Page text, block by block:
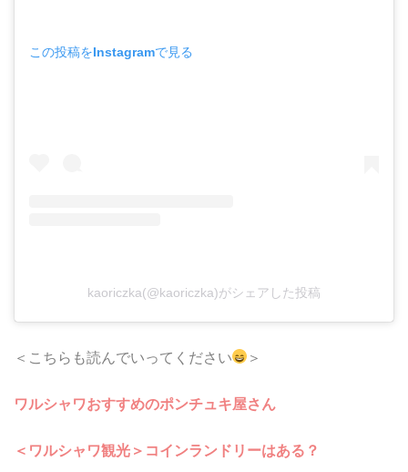
この投稿をInstagramで見る
kaoriczka(@kaoriczka)がシェアした投稿
＜こちらも読んでいってください ＞
ワルシャワおすすめのポンチュキ屋さん
＜ワルシャワ観光＞コインランドリーはある？